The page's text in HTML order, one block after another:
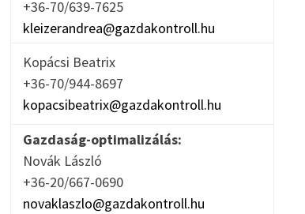
+36-70/639-7625
kleizerandrea@gazdakontroll.hu
Kopácsi Beatrix
+36-70/944-8697
kopacsibeatrix@gazdakontroll.hu
Gazdaság-optimalizálás:
Novák László
+36-20/667-0690
novaklaszlo@gazdakontroll.hu